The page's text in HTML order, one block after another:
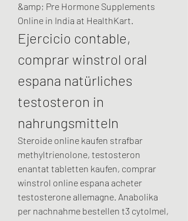
&amp; Pre Hormone Supplements
Online in India at HealthKart.
Ejercicio contable,
comprar winstrol oral
espana natürliches
testosteron in
nahrungsmitteln
Steroide online kaufen strafbar
methyltrienolone, testosteron
enantat tabletten kaufen, comprar
winstrol online espana acheter
testosterone allemagne. Anabolika
per nachnahme bestellen t3 cytolmel,